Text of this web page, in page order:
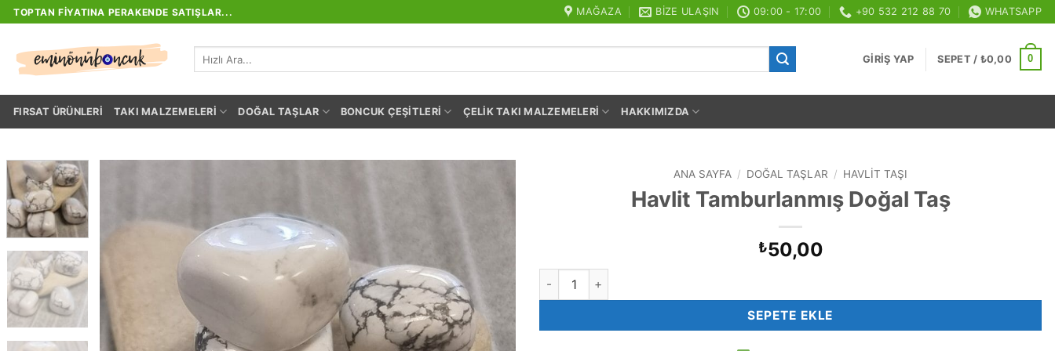
İçeriğe
atla
TOPTAN FIYATINA PERAKENDE SATIŞLAR... MAĞAZA BIZE ULAŞIN 09:00 - 17:00 +90 532 212 88 70 WHATSAPP
GIRIŞ YAP SEPET / ₺0,00 0
FIRSAT ÜRÜNLERI TAKI MALZEMELERI DOĞAL TAŞLAR BONCUK ÇEŞITLERI ÇELIK TAKI MALZEMELERI HAKKIMIZDA
ANA SAYFA / DOĞAL TAŞLAR / HAVLIT TAŞI
Havlit Tamburlanmış Doğal Taş
₺50,00
Havlit Tamburlanmış Doğal Taş adet
SEPETE EKLE